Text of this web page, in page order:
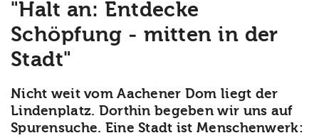
"Halt an: Entdecke
Schöpfung - mitten in der
Stadt"
Nicht weit vom Aachener Dom liegt der
Lindenplatz. Dorthin begeben wir uns auf
Spurensuche. Eine Stadt ist Menschenwerk: